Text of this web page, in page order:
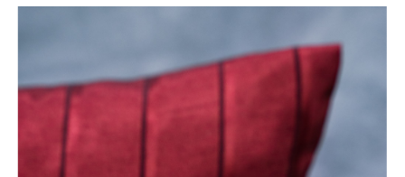
VÍZÁLLÓ PADLÓ
LAMINÁLT PADLÓ
FUTÓSZŐNYEG
LÁBTÖRLŐ